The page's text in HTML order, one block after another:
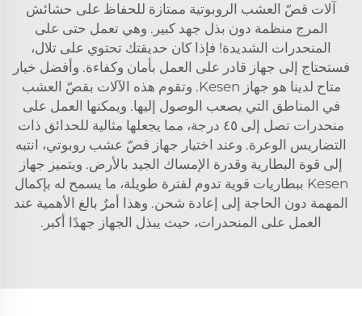
آلات قصّ العشب الروبوتية ممتازة للحفاظ على حشائش
المرج منظمة دون بذل جهد كبير. وهي تعمل حتى على
المنحدرات الشديدة! فإذا كان حديقتك تحتوي على تلال،
فستحتاج إلى جهاز قادر على العمل بأمان وكفاءة. وأفضل خيار
متاح لدينا هو جهاز Kesen. وتقوم هذه الآلات بقصّ العشب
في المناطق التي يصعب الوصول إليها. ويمكنها العمل على
منحدرات تصل إلى ٤٥ درجة، مما يجعلها مثالية للحدائق ذات
التضاريس الوعرة. وعند اختيار جهاز قصّ عشب روبوتي، انتبه
إلى قوة البطارية وقدرة الإمساك الجيد بالأرض. ويتميز جهاز
Kesen ببطاريات قوية تدوم لفترة طويلة، ما يسمح له بإكمال
المهمة دون الحاجة إلى إعادة شحن. وهذا أمرٌ بالغ الأهمية عند
العمل على المنحدرات، حيث يبذل الجهاز جهدًا أكبر.